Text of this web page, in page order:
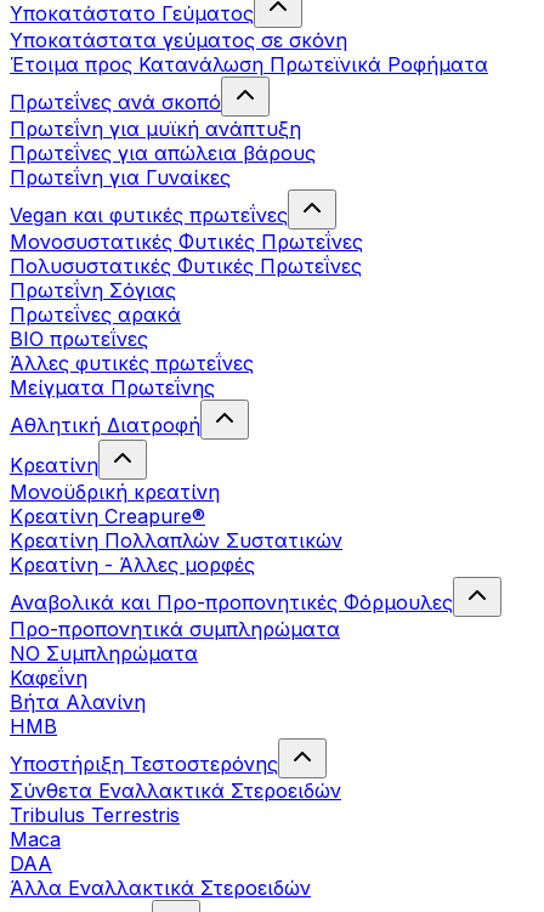
Υποκατάστατο Γεύματος
Υποκατάστατα γεύματος σε σκόνη
Έτοιμα προς Κατανάλωση Πρωτεϊνικά Ροφήματα
Πρωτεΐνες ανά σκοπό
Πρωτεΐνη για μυϊκή ανάπτυξη
Πρωτεΐνες για απώλεια βάρους
Πρωτεΐνη για Γυναίκες
Vegan και φυτικές πρωτεΐνες
Μονοσυστατικές Φυτικές Πρωτεΐνες
Πολυσυστατικές Φυτικές Πρωτεΐνες
Πρωτεΐνη Σόγιας
Πρωτεΐνες αρακά
ΒIO πρωτεΐνες
Άλλες φυτικές πρωτεΐνες
Μείγματα Πρωτεΐνης
Αθλητική Διατροφή
Κρεατίνη
Μονοϋδρική κρεατίνη
Κρεατίνη Creapure®
Κρεατίνη Πολλαπλών Συστατικών
Κρεατίνη - Άλλες μορφές
Αναβολικά και Προ-προπονητικές Φόρμουλες
Προ-προπονητικά συμπληρώματα
ΝΟ Συμπληρώματα
Καφεΐνη
Βήτα Αλανίνη
HMB
Υποστήριξη Τεστοστερόνης
Σύνθετα Εναλλακτικά Στεροειδών
Tribulus Terrestris
Maca
DAA
Άλλα Εναλλακτικά Στεροειδών